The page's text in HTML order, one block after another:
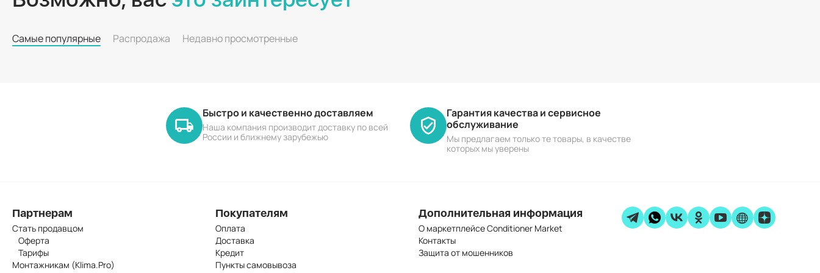
Самые популярные Распродажа Недавно просмотренные
Быстро и качественно доставляем
Наша компания производит доставку по всей
России и ближнему зарубежью
Гарантия качества и сервисное
обслуживание
Мы предлагаем только те товары, в качестве
которых мы уверены
Партнерам
Стать продавцом
Оферта
Тарифы
Монтажникам (Klima.Pro)
Покупателям
Оплата
Доставка
Кредит
Пункты самовывоза
Дополнительная информация
О маркетплейсе Conditioner Market
Контакты
Защита от мошенников